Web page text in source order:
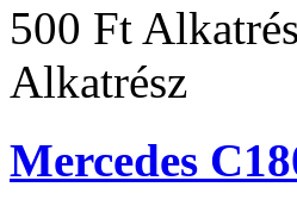
500 Ft
Alkatrész
Mercedes